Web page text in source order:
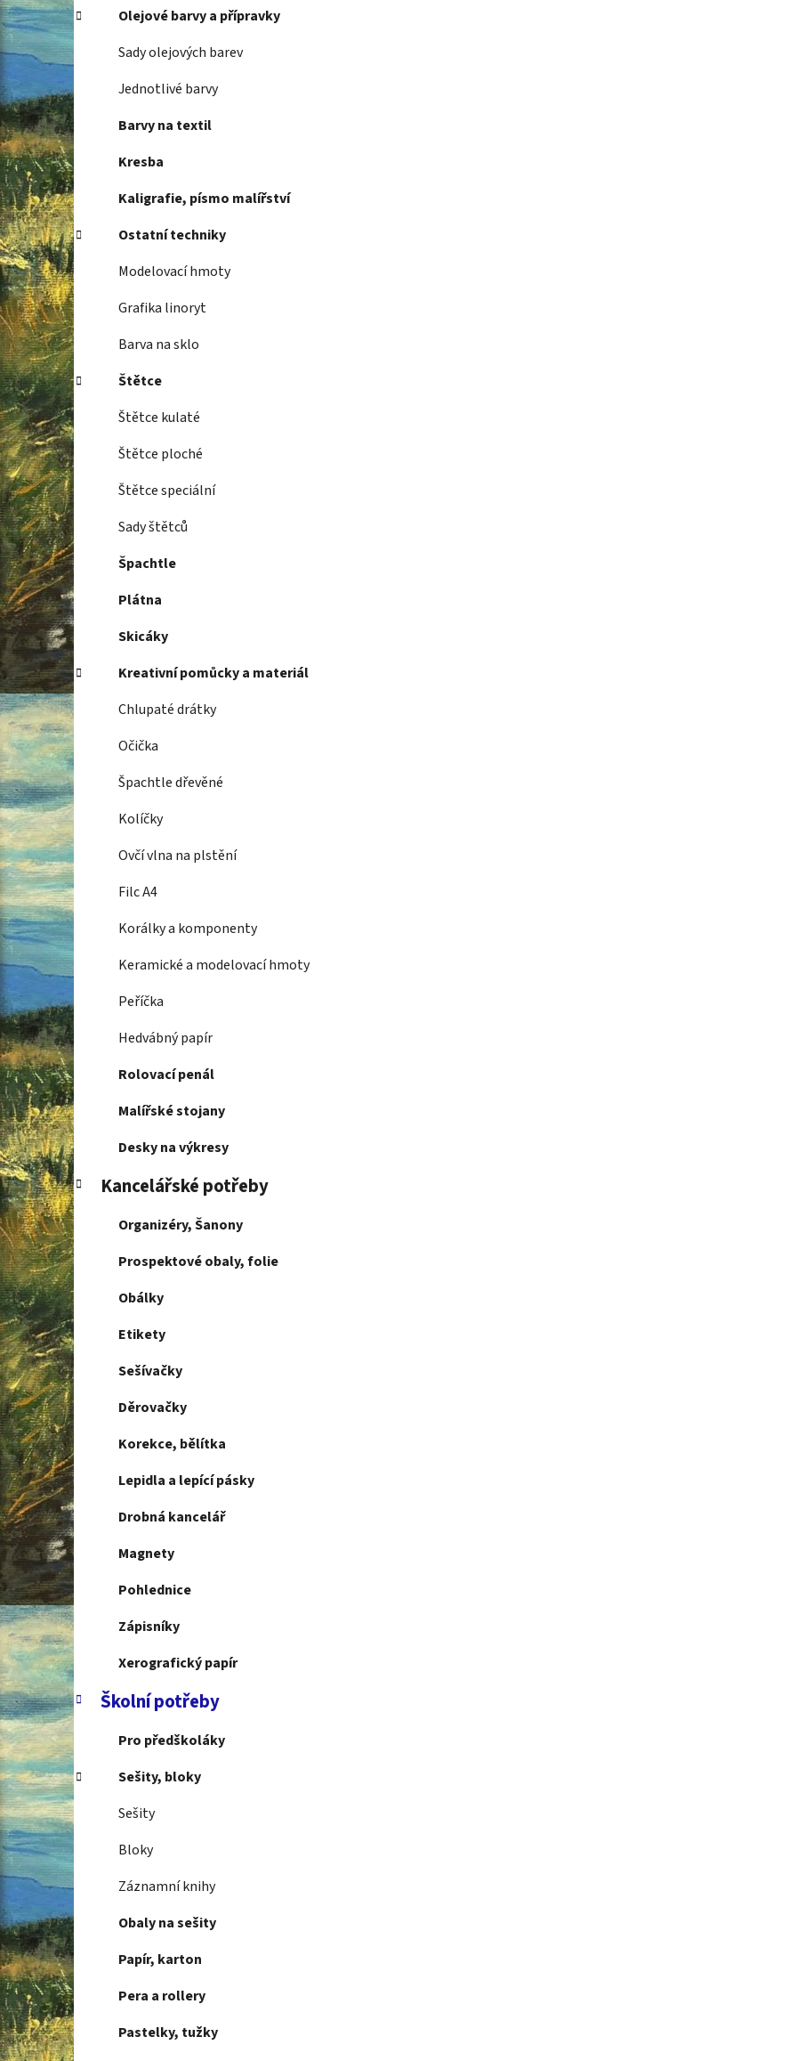
Olejové barvy a přípravky
Sady olejových barev
Jednotlivé barvy
Barvy na textil
Kresba
Kaligrafie, písmo malířství
Ostatní techniky
Modelovací hmoty
Grafika linoryt
Barva na sklo
Štětce
Štětce kulaté
Štětce ploché
Štětce speciální
Sady štětců
Špachtle
Plátna
Skicáky
Kreativní pomůcky a materiál
Chlupaté drátky
Očička
Špachtle dřevěné
Kolíčky
Ovčí vlna na plstění
Filc A4
Korálky a komponenty
Keramické a modelovací hmoty
Peříčka
Hedvábný papír
Rolovací penál
Malířské stojany
Desky na výkresy
Kancelářské potřeby
Organizéry, Šanony
Prospektové obaly, folie
Obálky
Etikety
Sešívačky
Děrovačky
Korekce, bělítka
Lepidla a lepící pásky
Drobná kancelář
Magnety
Pohlednice
Zápisníky
Xerografický papír
Školní potřeby
Pro předškoláky
Sešity, bloky
Sešity
Bloky
Záznamní knihy
Obaly na sešity
Papír, karton
Pera a rollery
Pastelky, tužky